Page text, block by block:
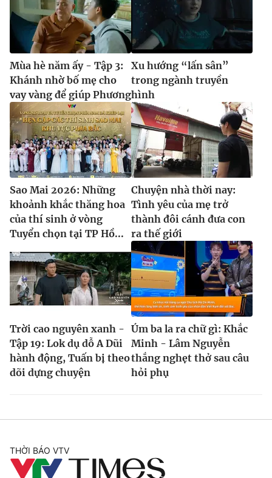
Mùa hè năm ấy - Tập 3:
Khánh nhờ bố mẹ cho
vay vàng để giúp Phương
Xu hướng “lấn sân”
trong ngành truyền
hình
Sao Mai 2026: Những
khoảnh khắc thăng hoa
của thí sinh ở vòng
Tuyển chọn tại TP Hồ...
Chuyện nhà thời nay:
Tình yêu của mẹ trở
thành đôi cánh đưa con
ra thế giới
Trời cao nguyên xanh -
Tập 19: Lok dụ dỗ A Dũi
hành động, Tuấn bị theo
dõi dựng chuyện
Úm ba la ra chữ gì: Khắc
Minh - Lâm Nguyễn
thắng nghẹt thở sau câu
hỏi phụ
THỜI BÁO VTV